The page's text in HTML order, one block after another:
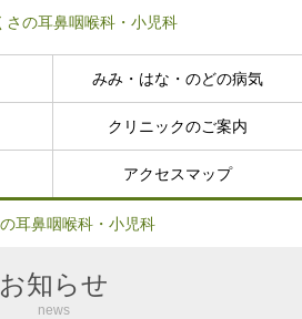
みみ・はな・のどの病気
クリニックのご案内
アクセスマップ
お知らせ
news